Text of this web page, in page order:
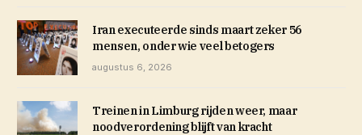
Iran executeerde sinds maart zeker 56
mensen, onder wie veel betogers
augustus 6, 2026
Treinen in Limburg rijden weer, maar
noodverordening blijft van kracht